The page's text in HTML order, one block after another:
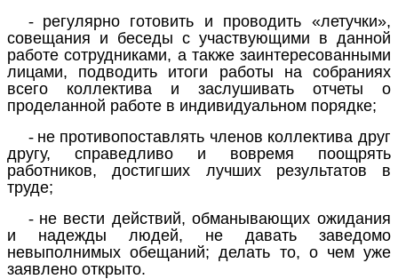
- регулярно готовить и проводить «летучки»,
совещания и беседы с участвующими в данной
работе сотрудниками, а также заинтересованными
лицами, подводить итоги работы на собраниях
всего коллектива и заслушивать отчеты о
проделанной работе в индивидуальном порядке;
- не противопоставлять членов коллектива друг
другу, справедливо и вовремя поощрять
работников, достигших лучших результатов в
труде;
- не вести действий, обманывающих ожидания
и надежды людей, не давать заведомо
невыполнимых обещаний; делать то, о чем уже
заявлено открыто.